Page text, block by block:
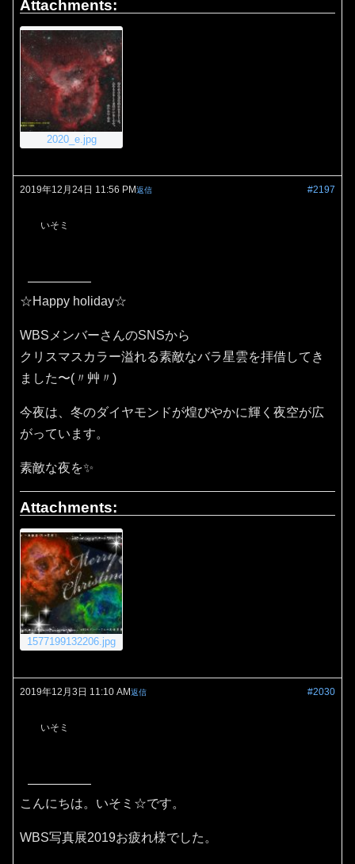
Attachments:
2020_e.jpg
2019年12月24日 11:56 PM #2197
返信
いそミ
☆Happy holiday☆
WBSメンバーさんのSNSから
クリスマスカラー溢れる素敵なバラ星雲を拝借してき
ました〜(〃艸〃)
今夜は、冬のダイヤモンドが煌びやかに輝く夜空が広
がっています。
素敵な夜を✨
Attachments:
1577199132206.jpg
2019年12月3日 11:10 AM #2030
返信
いそミ
こんにちは。いそミ☆です。
WBS写真展2019お疲れ様でした。